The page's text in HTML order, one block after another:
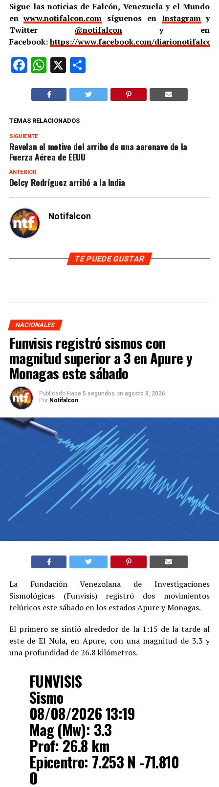
Sigue las noticias de Falcón, Venezuela y el Mundo
enwww.notifalcon.com síguenos en Instagramy
Twitter @notifalcony en
Facebook:https://www.facebook.com/
Facebook
WhatsApp
X Compartir
TEMAS RELACIONADOS
SIGUIENTE
Revelan el motivo del arribo de una aeronave de la
Fuerza Aérea de EEUU
ANTERIOR
Delcy Rodríguez arribó a la India
Notifalcon
TE PUEDE GUSTAR
NACIONALES
Funvisis registró sismos con
magnitud superior a 3 en Apure y
Monagas este sábado
Publicado Hace 5 segundos on agosto 8, 2026
Por Notifalcon
La Fundación Venezolana de Investigaciones
Sismológicas (Funvisis) registró dos movimientos
telúricos este sábado en los estados Apure y Monagas.
El primero se sintió alrededor de la 1:15 de la tarde al
este de El Nula, en Apure, con una magnitud de 3.3 y
una profundidad de 26.8 kilómetros.
FUNVISIS
Sismo
08/08/2026 13:19
Mag (Mw): 3.3
Prof: 26.8 km
Epicentro: 7.253 N -71.810
O